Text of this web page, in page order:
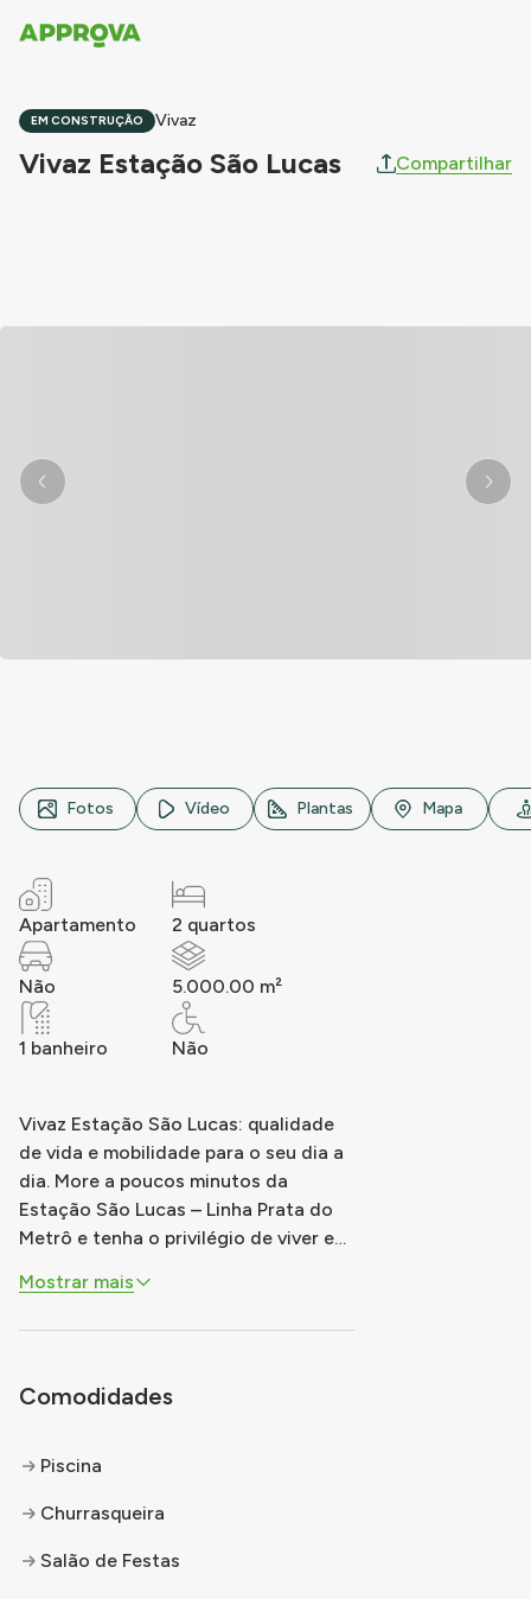
EM CONSTRUÇÃO Vivaz
Vivaz Estação São Lucas Compartilhar
Avenida Vila Ema, n° 3316, Vila Ema, São Paulo
Fotos Vídeo Plantas Mapa
Apartamento 2 quartos
Não 5.000.00 m²
1 banheiro Não
Vivaz Estação São Lucas: qualidade
de vida e mobilidade para o seu dia a
dia. More a poucos minutos da
Estação São Lucas – Linha Prata do
Metrô e tenha o privilégio de viver em
lazer completo e um projeto pensado
Estaçã...
Mostrar mais
Comodidades
Piscina
Churrasqueira
Salão de Festas